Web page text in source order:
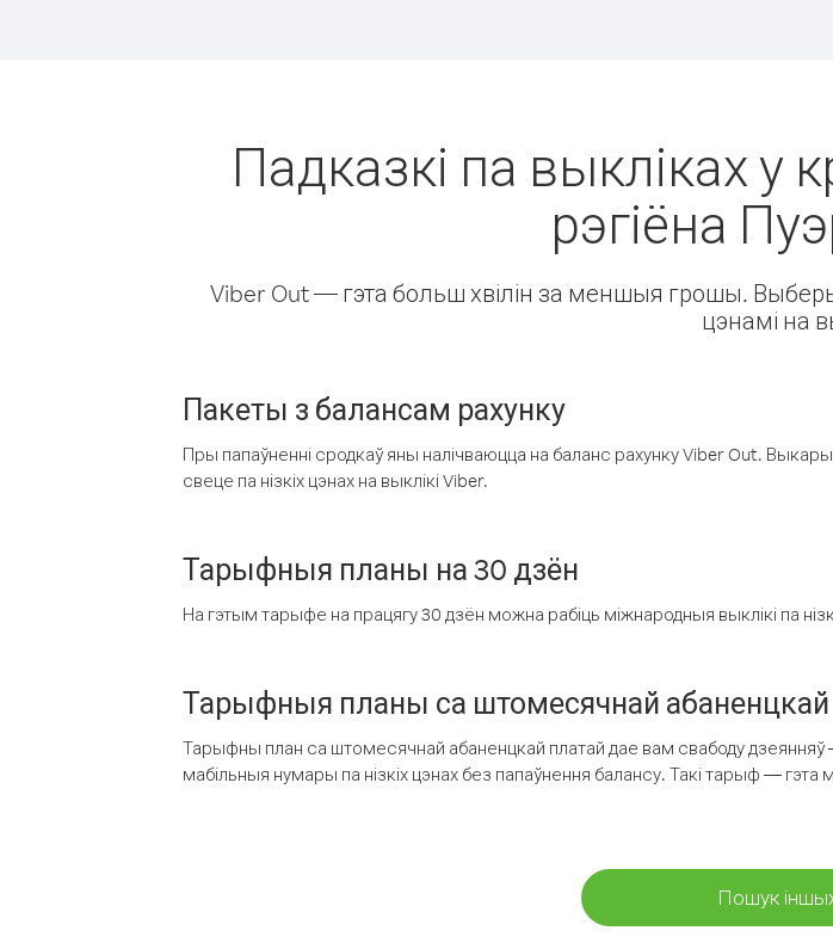
Падказкі па выкліках у
рэгіёна
Viber Out — гэта больш хвілін за меншыя грошы.
цэнамі на
Пакеты з балансам рахунку
Пры папаўненні сродкаў яны налічваюцца на баланс рахунку Viber Out.
свеце па нізкіх цэнах на выклікі Viber.
Тарыфныя планы на 30 дзён
На гэтым тарыфе на працягу 30 дзён можна рабіць міжнародныя выклікі па
Тарыфныя планы са штомесячнай абаненцкай
Тарыфны план са штомесячнай абаненцкай платай дае вам свабоду
мабільныя нумары па нізкіх цэнах без папаўнення балансу. Такі тарыф —
Пошук